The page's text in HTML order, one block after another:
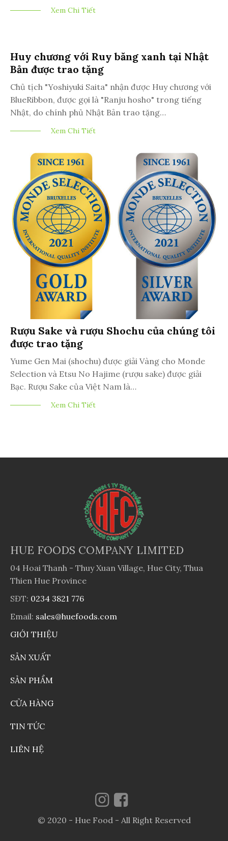
Xem Chi Tiết
Huy chương với Ruy băng xanh tại Nhật
Bản được trao tặng
Chủ tịch "Yoshiyuki Saita" nhận được Huy chương với
BlueRibbon, được gọi là "Ranju hosho" trong tiếng
Nhật, do chính phủ Nhật Bản trao tặng…
Xem Chi Tiết
Rượu Sake và rượu Shochu của chúng tôi
được trao tặng
Yume Gen Mai (shochu) được giải Vàng cho Monde
Selection và Etsu No Hajime (rượu sake) được giải
Bạc. Rượu Sake của Việt Nam là…
Xem Chi Tiết
HUE FOODS COMPANY LIMITED
04 Hoai Thanh - Thuy Xuan Village, Hue City, Thua
Thien Hue Province
SĐT: 0234 3821 776
Email: sales@huefoods.com
GIỚI THIỆU
SẢN XUẤT
SẢN PHẨM
CỬA HÀNG
TIN TỨC
LIÊN HỆ
© 2020 - Hue Food - All Right Reserved